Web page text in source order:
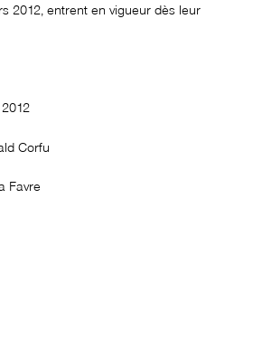
2012, entrent en vigueur dès leur
Corfu
Favre